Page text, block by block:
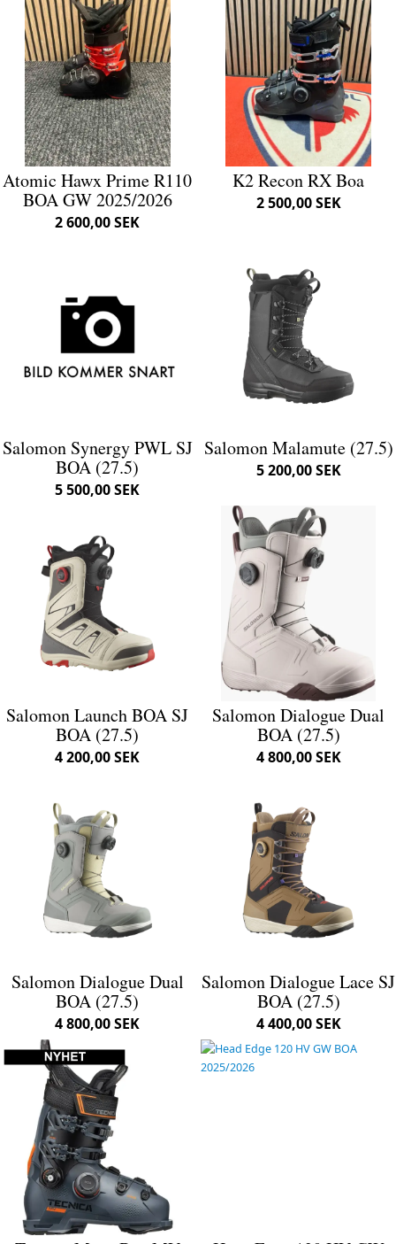
Atomic Hawx Prime R110
BOA GW 2025/2026
2 600,00 SEK
K2 Recon RX Boa
2 500,00 SEK
Salomon Synergy PWL SJ
BOA (27.5)
5 500,00 SEK
Salomon Malamute (27.5)
5 200,00 SEK
Salomon Launch BOA SJ
BOA (27.5)
4 200,00 SEK
Salomon Dialogue Dual
BOA (27.5)
4 800,00 SEK
Salomon Dialogue Dual
BOA (27.5)
4 800,00 SEK
Salomon Dialogue Lace SJ
BOA (27.5)
4 400,00 SEK